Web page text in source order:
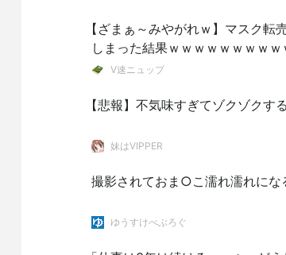
【ざまぁ～みやがれｗ】マスク
しまった結果ｗｗｗｗｗｗｗｗｗ
V速ニュップ
【悲報】不気味すぎてゾクゾクす
妹はVIPPER
撮影されておま○こ濡れ濡れにな
ゆうすけべぶろぐ